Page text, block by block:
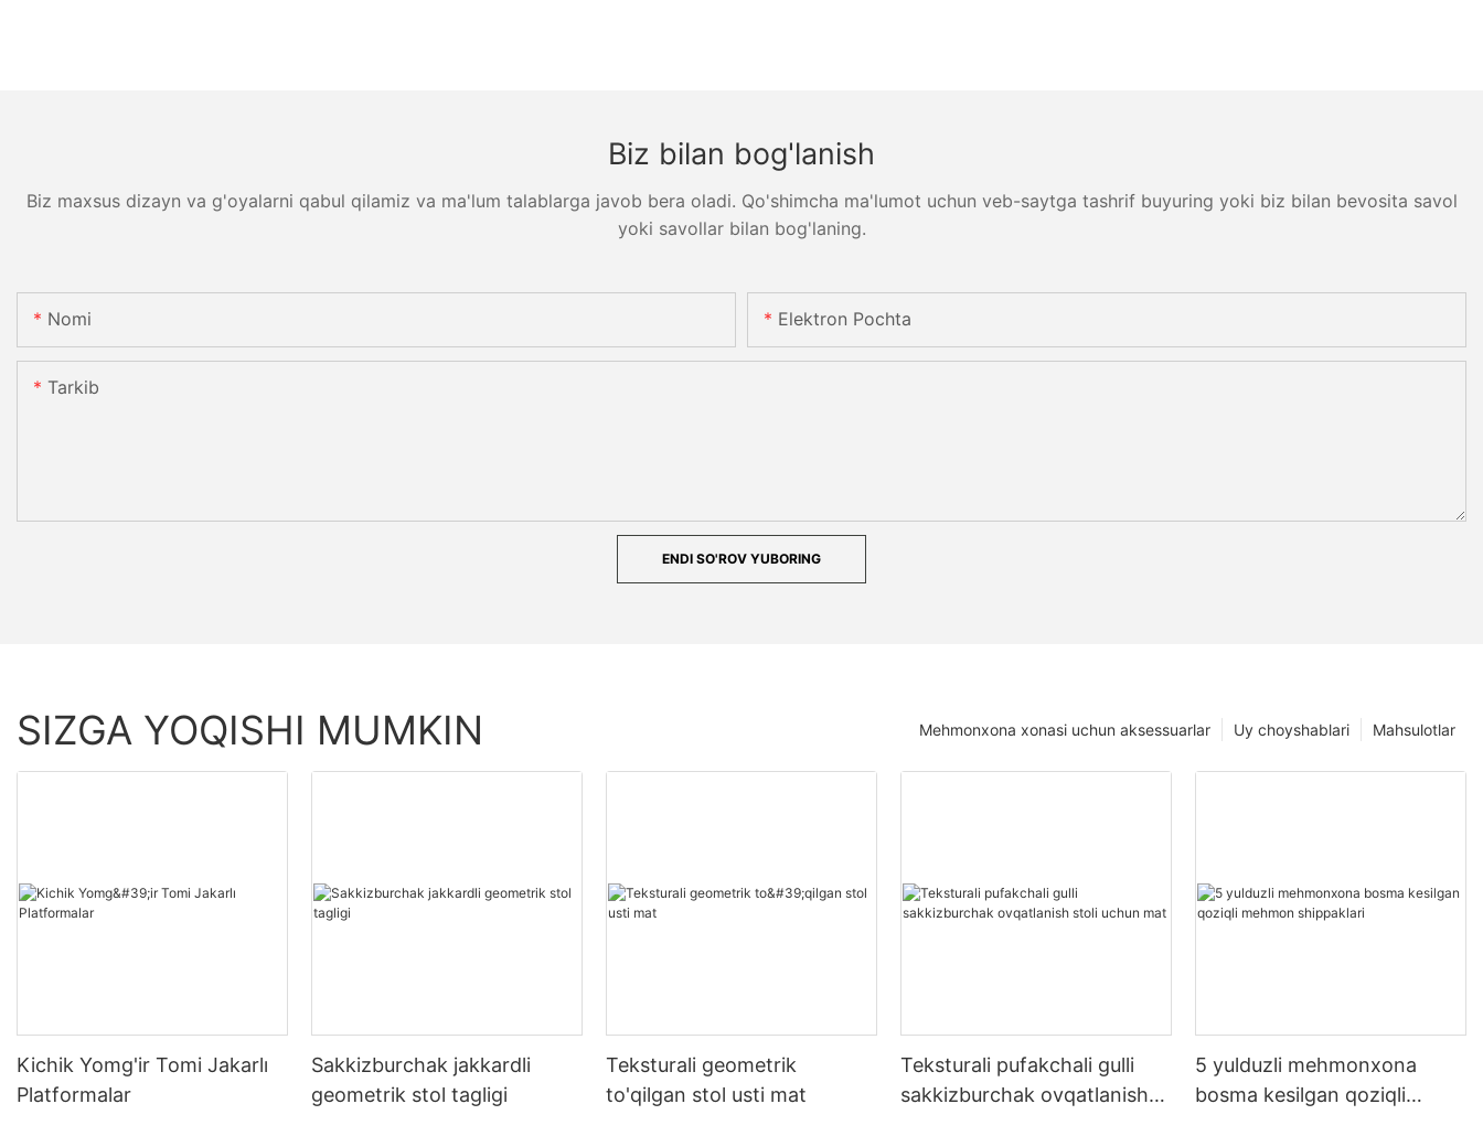
Biz bilan bog'lanish
Biz maxsus dizayn va g'oyalarni qabul qilamiz va ma'lum talablarga javob bera oladi. Qo'shimcha ma'lumot uchun veb-saytga tashrif buyuring yoki biz bilan bevosita savol
yoki savollar bilan bog'laning.
Nomi Elektron Pochta
Tarkib
ENDI SO'ROV YUBORING
SIZGA YOQISHI MUMKIN Mahsulotlar
Uy choyshablari
Mehmonxona xonasi uchun aksessuarlar
Kichik Yomg'ir Tomi Jakarlı
Platformalar
Sakkizburchak jakkardli
geometrik stol tagligi
Teksturali geometrik
to'qilgan stol usti mat
Teksturali pufakchali gulli
sakkizburchak ovqatlanish
5 yulduzli mehmonxona
bosma kesilgan qoziqli